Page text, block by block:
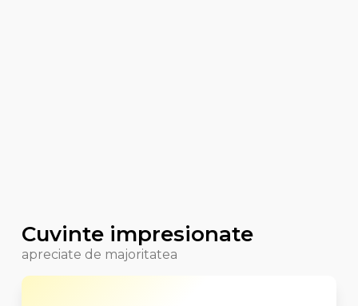
Cuvinte impresionate
apreciate de majoritatea